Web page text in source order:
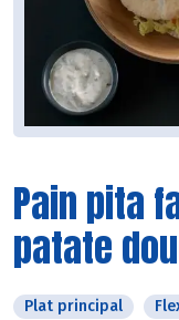
Pain pita
patate
Plat principal